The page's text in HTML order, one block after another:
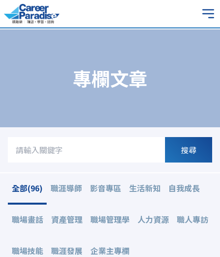
專欄文章
搜尋
全部(96) 職涯導師 影音專區 生活新知 自我成長
職場畫話 資產管理 職場管理學 人力資源 職人專訪
職場技能 職涯發展 企業主專欄